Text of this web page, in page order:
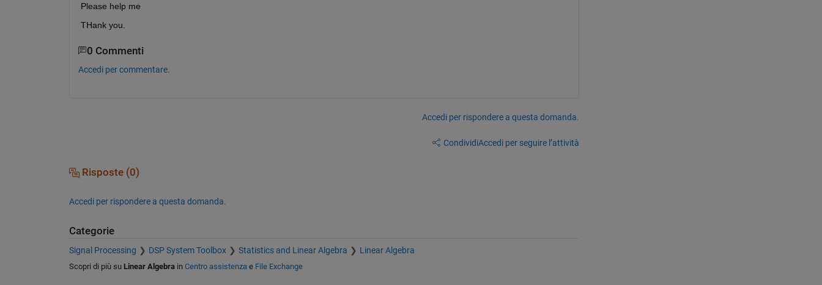
Please help me
THank you.
0 Commenti
Accedi per commentare.
Accedi per rispondere a questa domanda.
CondividiAccedi per seguire l’attività
Risposte (0)
Accedi per rispondere a questa domanda.
Categorie
Signal Processing DSP System Toolbox Statistics and Linear Algebra Linear Algebra
Scopri di più su Linear Algebrain Centro assistenzae File Exchange